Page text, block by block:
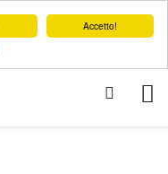
Accetto!